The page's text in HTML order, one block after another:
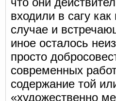
входили в сагу
случае и
иное осталось
просто
современных
содержание той
«художественно